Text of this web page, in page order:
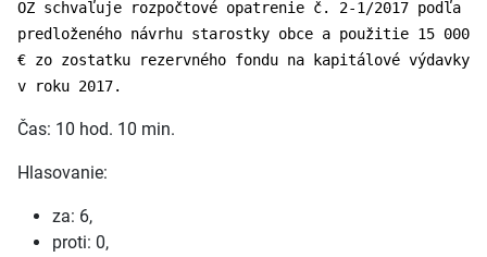
OZ schvaľuje rozpočtové opatrenie č. 2-1/2017 podľa
predloženého návrhu starostky obce a použitie 15 000
€ zo zostatku rezervného fondu na kapitálové výdavky
v roku 2017.
Čas: 10 hod. 10 min.
Hlasovanie:
za: 6,
proti: 0,